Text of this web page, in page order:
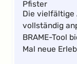
Die vielfältige
vollständig
BRAME-Tool
Mal neue